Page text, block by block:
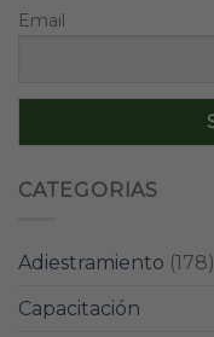
Email
CATEGORIAS
Adiestramiento (178)
Capacitación